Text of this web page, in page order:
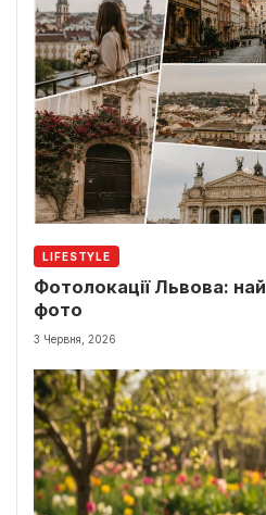
LIFESTYLE
Фотолокації Львова:
фото
3 Червня, 2026